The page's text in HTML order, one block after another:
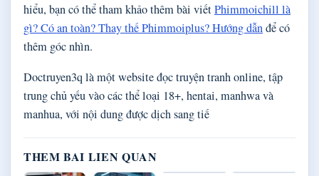
hiểu, bạn có thể tham khảo thêm bài viếtPhimmoichill là
gì? Có an toàn? Thay thế Phimmoiplus? Hướng dẫnđể có
thêm góc nhìn.
Doctruyen3q là một website đọc truyện tranh online, tập
trung chủ yếu vào các thể loại 18+, hentai, manhwa và
manhua, với nội dung được dịch sang tiế
THEM BAI LIEN QUAN